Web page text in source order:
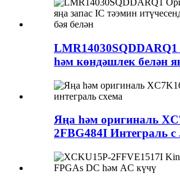
һәм көндәшлек белән
Яңа һәм оригиналь
2FBG484I Интеграль с